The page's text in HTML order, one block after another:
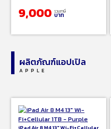
9,000 รวมภาษี
บาท
ผลิตภัณฑ์แอปเปิล
APPLE
iPad Air 8 M4 13″ Wi-Fi+Cellular